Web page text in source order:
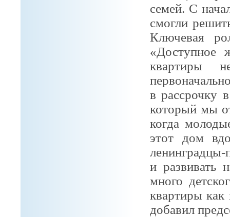
семей. С
смогли
Ключевая
«Доступное
квартиры
врассрочку
который мы
когда
этот дом
ленинградцы-
и развивать
много
квартиры
добавил